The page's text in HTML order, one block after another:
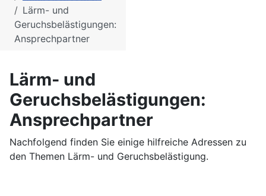
Lärm- und
Geruchsbelästigungen:
Ansprechpartner
Lärm- und
Geruchsbelästigungen:
Ansprechpartner
Nachfolgend finden Sie einige hilfreiche Adressen zu
den Themen Lärm- und Geruchsbelästigung.